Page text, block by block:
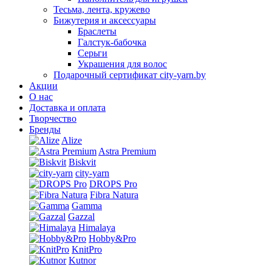
Тесьма, лента, кружево
Бижутерия и аксессуары
Браслеты
Галстук-бабочка
Серьги
Украшения для волос
Подарочный сертификат city-yarn.by
Акции
О нас
Доставка и оплата
Творчество
Бренды
Alize
Astra Premium
Biskvit
city-yarn
DROPS Pro
Fibra Natura
Gamma
Gazzal
Himalaya
Hobby&Pro
KnitPro
Kutnor